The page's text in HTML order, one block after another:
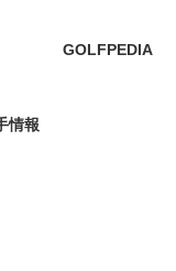
GOLFPEDIA
情報